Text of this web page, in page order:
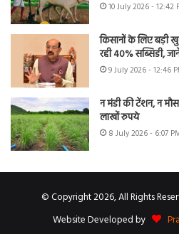
10 July 2026 - 12:42
किसानों के लिए बड़ी
रही 40% सब्सिडी,
9 July 2026 - 12:46
न मंडी की टेंशन, न
लाखों रुपये
8 July 2026 - 6:07
© Copyright 2026, All Rights
Website Developed by